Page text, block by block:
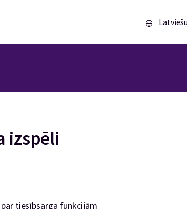
izspēli
tiesībsarga funkcijām